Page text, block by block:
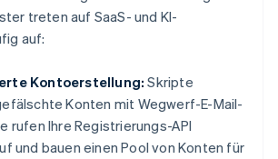
treten auf SaaS- und KI-
auf:
Kontoerstellung:Skripte
Konten mit Wegwerf-E-Mail-
rufen Ihre Registrierungs-API
und bauen einen Pool von Konten für